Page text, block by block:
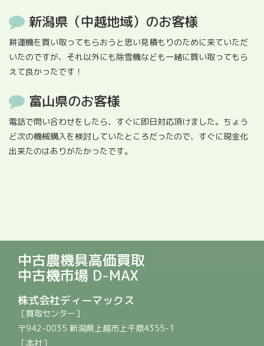
新潟県（中越地域）のお客様
耕運機を買い取ってもらおうと思い見積もりのために来ていただ
いたのですが、それ以外にも除雪機なども一緒に買い取ってもら
えて良かったです！
富山県のお客様
電話で問い合わせをしたら、すぐに即日対応頂けました。ちょう
ど次の機械購入を検討していたところだったので、すぐに現金化
出来たのはありがたかったです。
中古農機具高価買取
中古機市場 D-MAX
株式会社ディーマックス
［買取センター］
〒942-0035 新潟県上越市上千原4355-1
［本社］